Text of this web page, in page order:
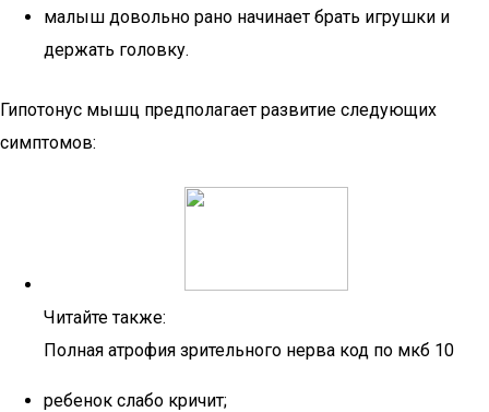
малыш довольно рано начинает брать игрушки и
держать головку.
Гипотонус мышц предполагает развитие следующих
симптомов:
Читайте также:
Полная атрофия зрительного нерва код по мкб 10
ребенок слабо кричит;